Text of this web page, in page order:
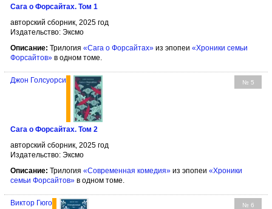
Сага о Форсайтах. Том 1
авторский сборник, 2025 год
Издательство: Эксмо
Описание: Трилогия «Сага о Форсайтах» из эпопеи «Хроники семьи
Форсайтов» в одном томе.
№ 5
Джон Голсуорси
Сага о Форсайтах. Том 2
авторский сборник, 2025 год
Издательство: Эксмо
Описание: Трилогия «Современная комедия» из эпопеи «Хроники
семьи Форсайтов» в одном томе.
№ 6
Виктор Гюго